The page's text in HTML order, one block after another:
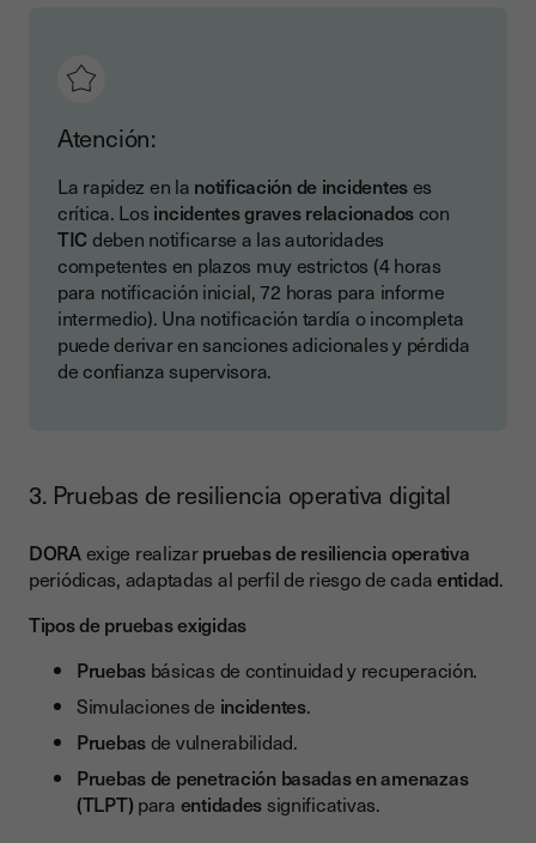
Atención:
La rapidez en la notificación de incidenteses
crítica. Los incidentes graves relacionadoscon
TIC deben notificarse a las autoridades
competentes en plazos muy estrictos (4 horas
para notificación inicial, 72 horas para informe
intermedio). Una notificación tardía o incompleta
puede derivar en sanciones adicionales y pérdida
de confianza supervisora.
3. Pruebas de resiliencia operativa digital
DORAexige realizarpruebas de resiliencia operativa
periódicas, adaptadas al perfil de riesgo de cadaentidad.
Tipos de pruebas exigidas
Pruebas básicas de continuidad y recuperación.
Simulaciones de incidentes.
Pruebasde vulnerabilidad.
Pruebas de penetración basadas en amenazas
(TLPT) para entidades significativas.